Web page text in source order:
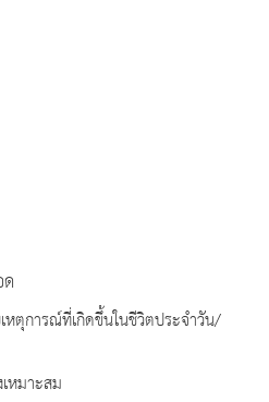
หตุการณ์ที่เกิดขึ้นในชีวิตประจำวัน/
หมาะสม